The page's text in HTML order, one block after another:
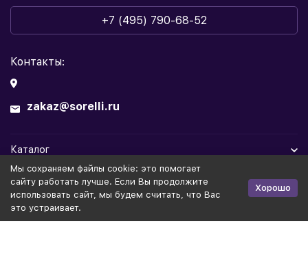
+7 (495) 790-68-52
Контакты:
zakaz@sorelli.ru
Каталог
Информация
Политика персональных данных Публичная оферта
Мы cохраняем файлы cookie: это помогает
сайту работать лучше. Если Вы продолжите
использовать сайт, мы будем считать, что Вас
это устраивает.
Хорошо